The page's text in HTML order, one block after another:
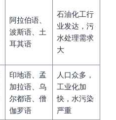
阿拉伯语、
波斯语、土
耳其语
石油化工行
业发达，污
水处理需求
大
印地语、孟
加拉语、乌
尔都语、僧
伽罗语
人口众多，
工业化加
快，水污染
严重